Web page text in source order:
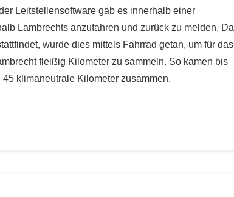
Leitstellensoftware gab es innerhalb einer
Lambrechts anzufahren und zurück zu melden. Da
wurde dies mittels Fahrrad getan, um für das
fleißig Kilometer zu sammeln. So kamen bis
klimaneutrale Kilometer zusammen.